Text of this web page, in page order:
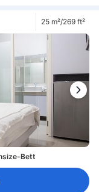
25 m²/269 ft²
Bett